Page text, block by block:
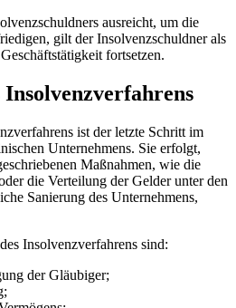
ausreicht, um die
gilt der Insolvenzschuldner als
fortsetzen.
Insolvenzverfahrens
ist der letzte Schritt im
Unternehmens. Sie erfolgt,
Maßnahmen, wie die
die Verteilung der Gelder unter den
Sanierung des Unternehmens,
Insolvenzverfahrens sind:
der Gläubiger;